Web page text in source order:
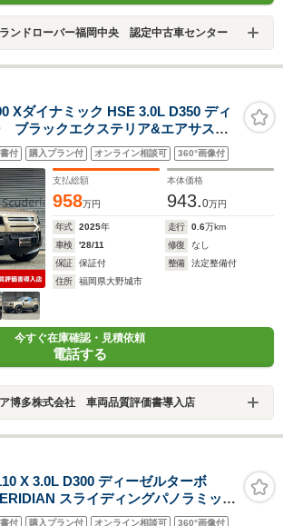
ンドローバー福岡中央 認定中古車センター
Xダイナミック HSE 3.0L D350 ディ
ブラックエクステリア&エアサスペ
インチアルミ パノラマルーフ サ
タルミラー 前後ドライブレコーダ
付 購入プラン付 オンライン相談可 360°画像付
支払総額
958万円
本体価格
943.0万円
年式 2025年 走行 0.6万km
車検
'28/11 修復
なし
保証
保証付 整備
法定整備付
住所
福岡県大野城市
今すぐ在庫確認・見積依頼
電話する
博多株式会社 車両品質評価書導入店
X 3.0L D300 ディーゼルターボ
スライディングパノラミック
ー&クーラー ヘッドアップディスプ
付 購入プラン付 オンライン相談可 360°画像付